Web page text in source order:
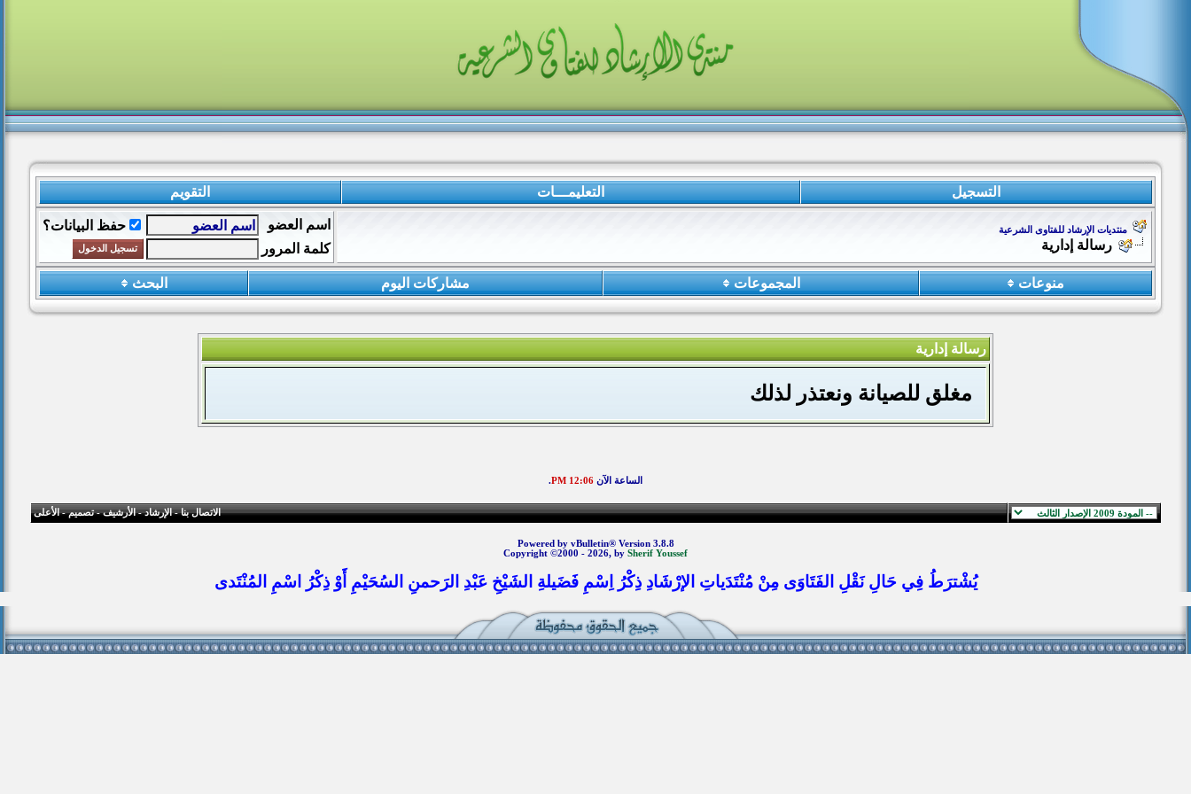
التسجيل التعليمـــات التقويم
منتديات الإرشاد للفتاوى الشرعية
رسالة إدارية
اسم العضو
حفظ البيانات؟
كلمة المرور
منوعات المجموعات مشاركات اليوم البحث
رسالة إدارية
مغلق للصيانة ونعتذر لذلك
الساعة الآن 12:06 PM
.
الاتصال بنا-الإرشاد-الأرشيف-تصميم-الأعلى
Powered by vBulletin® Version 3.8.8
Copyright ©2000 - 2026, by Sherif Youssef
يُشْترَطُ فِي حَالِ نَقْلِ الفَتَاوَى مِنْ مُنْتَدَياتِ الإرْشَادِ ذِكْرُ اِسْمِ فَضَيلةِ الشَيْخِ عَبْدِ الرَحمنِ السُحَيْمِ أَوْ ذِكْرُ اسْمِ المُنْتَدى